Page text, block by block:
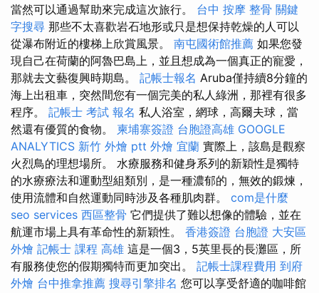
當然可以通過幫助來完成這次旅行。 台中 按摩 整骨 關鍵
字搜尋 那些不太喜歡岩石地形或只是想保持乾燥的人可以
從瀑布附近的樓梯上欣賞風景。 南屯國術館推薦 如果您發
現自己在荷蘭的阿魯巴島上，並且想成為一個真正的寵愛，
那就去文藝復興時期島。 記帳士報名 Aruba僅持續8分鐘的
海上出租車，突然間您有一個完美的私人綠洲，那裡有很多
程序。 記帳士 考試 報名 私人浴室，網球，高爾夫球，當
然還有優質的食物。 柬埔寨簽證 台胞證高雄 GOOGLE
ANALYTICS 新竹 外燴 ptt 外燴 宜蘭 實際上，該島是觀察
火烈鳥的理想場所。 水療服務和健身系列的新穎性是獨特
的水療療法和運動型組類別，是一種濃郁的，無效的鍛煉，
使用流體和自然運動同時涉及各種肌肉群。 com是什麼
seo services 西區整骨 它們提供了難以想像的體驗，並在
航運市場上具有革命性的新穎性。 香港簽證 台胞證 大安區
外燴 記帳士 課程 高雄 這是一個3，5英里長的長灘區，所
有服務使您的假期獨特而更加突出。 記帳士課程費用 到府
外燴 台中推拿推薦 搜尋引擎排名 您可以享受舒適的咖啡館